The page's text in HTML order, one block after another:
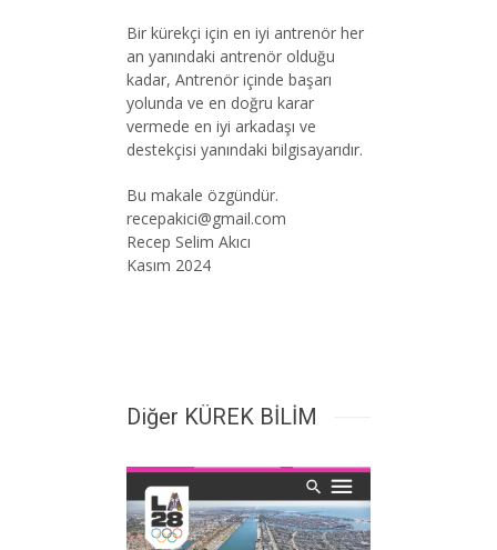
Bir kürekçi için en iyi antrenör her
an yanındaki antrenör olduğu
kadar, Antrenör içinde başarı
yolunda ve en doğru karar
vermede en iyi arkadaşı ve
destekçisi yanındaki bilgisayarıdır.
Bu makale özgündür.
recepakici@gmail.com
Recep Selim Akıcı
Kasım 2024
Diğer KÜREK BİLİM